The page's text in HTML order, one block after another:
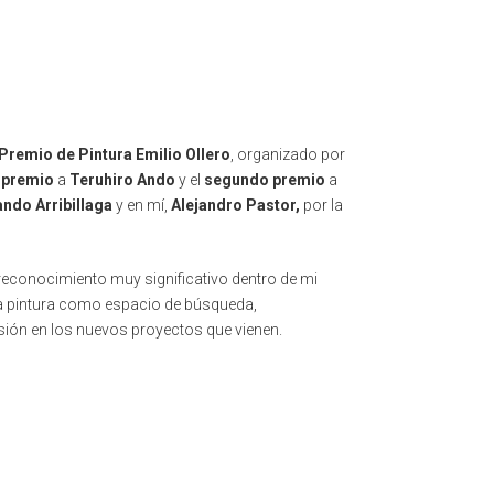
de Pintura Emilio Ollero , organizado por
a Teruhiro Ando y el segundo premio a
Arribillaga y en mí, Alejandro Pastor, por la
muy significativo dentro de mi
como espacio de búsqueda,
en los nuevos proyectos que vienen.